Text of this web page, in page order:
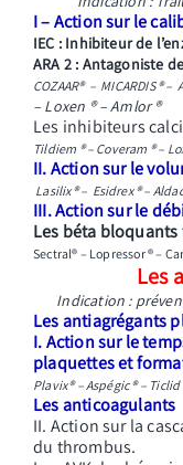
I – Action sur le
IEC : Inhibiteur de
ARA 2 : Antagoniste
COZAAR® – MICARDIS ® –
– Loxen ® – Amlor ®
Les inhibiteurs
Tildiem ® – Coveram ® –
II. Action sur le
Lasilix® – Esidrex ® –
III. Action sur le
Les béta
Sectral® – Lopressor ® –
Les
Indication :
Les antiagrégants
I. Action sur le
plaquettes et
Plavix® – Aspégic ® –
Les anticoagulants
II. Action sur la
du thrombus.